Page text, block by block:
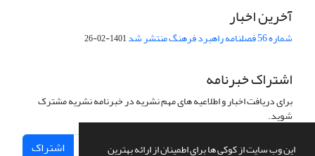
این وب سایت از کوکی ها برای اطمینان از ارائه بهترین
آخرین اخبار
شماره 56 فصلنامه راهبرد فرهنگ منتشر شد 1401-02-26
اشتراک خبرنامه
برای دریافت اخبار و اطلاعیه های مهم نشریه در خبرنامه نشریه مشترک
شوید.
اشتراک